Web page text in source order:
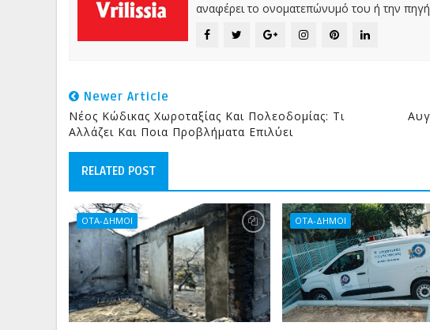
αναφέρει το ονοματεπώνυμό του ή την
Newer Article
Νέος Κώδικας Χωροταξίας Και Πολεοδομίας: Τι
Αλλάζει Και Ποια Προβλήματα Επιλύει
RELATED POST
ΟΤΑ-ΔΗΜΟΙ ΟΤΑ-ΔΗΜΟΙ